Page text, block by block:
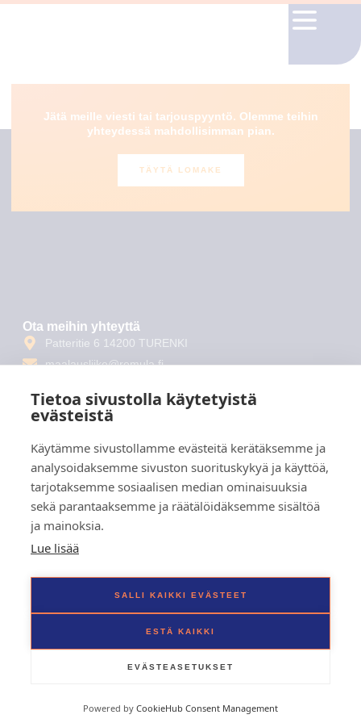
Jätä meille viesti tai tarjouspyyntö. Olemme teihin
yhteydessä mahdollisimman pian.
TÄYTÄ LOMAKE
Ota meihin yhteyttä
Patteritie 6 14200 TURENKI
maalausliike@remula.fi
Palvelut
Julkisivusaneeraus
Ulkomaalaukset
Maalaus ja tapetointi
Lattiapinnoitukset
Pikalinkit
Galleria
Tietosuojaseloste
Tietoa sivustolla käytetyistä
evästeistä
Käytämme sivustollamme evästeitä kerätäksemme ja
analysoidaksemme sivuston suorituskykyä ja käyttöä,
tarjotaksemme sosiaalisen median ominaisuuksia
sekä parantaaksemme ja räätälöidäksemme sisältöä
ja mainoksia.
Lue lisää
SALLI KAIKKI EVÄSTEET
ESTÄ KAIKKI
EVÄSTEASETUKSET
Powered by CookieHub Consent Management